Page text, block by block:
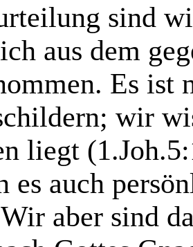
sind
aus dem
Es ist
wir
liegt
es auch
aber sind